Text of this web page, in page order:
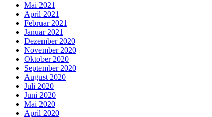
Mai 2021
April 2021
Februar 2021
Januar 2021
Dezember 2020
November 2020
Oktober 2020
September 2020
August 2020
Juli 2020
Juni 2020
Mai 2020
April 2020